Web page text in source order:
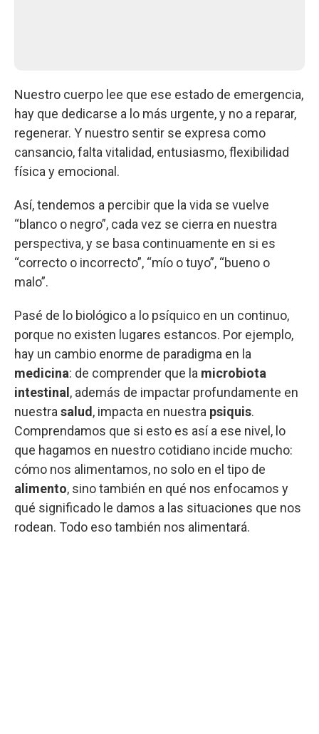
Nuestro cuerpo lee que ese estado de emergencia,
hay que dedicarse a lo más urgente, y no a reparar,
regenerar. Y nuestro sentir se expresa como
cansancio, falta vitalidad, entusiasmo, flexibilidad
física y emocional.
Así, tendemos a percibir que la vida se vuelve
“blanco o negro”, cada vez se cierra en nuestra
perspectiva, y se basa continuamente en si es
“correcto o incorrecto”, “mío o tuyo”, “bueno o
malo”.
Pasé de lo biológico a lo psíquico en un continuo,
porque no existen lugares estancos. Por ejemplo,
hay un cambio enorme de paradigma en la
medicina: de comprender que la microbiota
intestinal , además de impactar profundamente en
nuestra salud , impacta en nuestra psiquis.
Comprendamos que si esto es así a ese nivel, lo
que hagamos en nuestro cotidiano incide mucho:
cómo nos alimentamos, no solo en el tipo de
alimento, sino también en qué nos enfocamos y
qué significado le damos a las situaciones que nos
rodean. Todo eso también nos alimentará.